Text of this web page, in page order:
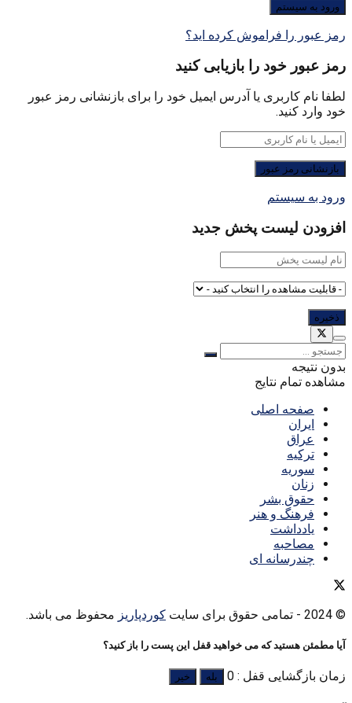
رمز عبور را فراموش کرده اید؟
رمز عبور خود را بازیابی کنید
لطفا نام کاربری یا آدرس ایمیل خود را برای بازنشانی رمز عبور
خود وارد کنید.
ورود به سیستم
افزودن لیست پخش جدید
بدون نتیجه
مشاهده تمام نتایج
صفحه اصلی
ایران
عراق
ترکیه
سوریه
زنان
حقوق بشر
فرهنگ و هنر
یادداشت
مصاحبه
چندرسانه ای
© 2024 - تمامی حقوق برای سایت کوردپاریز محفوظ می باشد.
آیا مطمئن هستید که می خواهید قفل این پست را باز کنید؟
زمان بازگشایی قفل : 0 بله خیر